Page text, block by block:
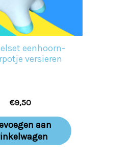
eenhoorn-
versieren
€9,50
aan